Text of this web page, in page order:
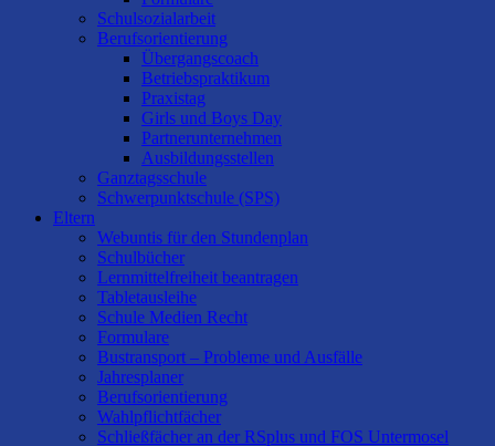
Schulsozialarbeit
Berufsorientierung
Übergangscoach
Betriebspraktikum
Praxistag
Girls und Boys Day
Partnerunternehmen
Ausbildungsstellen
Ganztagsschule
Schwerpunktschule (SPS)
Eltern
Webuntis für den Stundenplan
Schulbücher
Lernmittelfreiheit beantragen
Tabletausleihe
Schule Medien Recht
Formulare
Bustransport – Probleme und Ausfälle
Jahresplaner
Berufsorientierung
Wahlpflichtfächer
Schließfächer an der RSplus und FOS Untermosel